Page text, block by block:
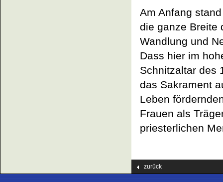
Am Anfang
die ganze Breite
Wandlung und
Dass hier im
Schnitzaltar des
das Sakrament
Leben
Frauen als
priesterlichen
zurück